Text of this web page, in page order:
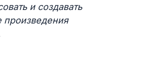
и создавать
произведения